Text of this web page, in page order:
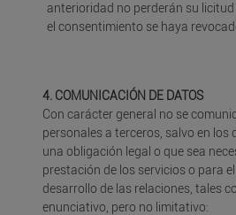
anterioridad no perderán su licitud
el consentimiento se haya
4. COMUNICACIÓN DE DATOS
Con carácter general no se
personales a terceros, salvo en los
una obligación legal o que sea
prestación de los servicios o para
desarrollo de las relaciones, tales
enunciativo, pero no limitativo: